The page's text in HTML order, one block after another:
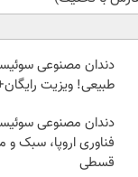
دندان مصنوعی
طبیعی! ویزیت
دندان مصنوعی
فناوری اروپا، سبک و
قسطی